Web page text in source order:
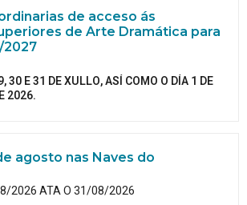
de acceso ás
de Arte Dramática para
2027
30 E 31 DE XULLO, ASÍ COMO O DÍA 1 DE
2026.
agosto nas Naves do
2026 ATA O 31/08/2026